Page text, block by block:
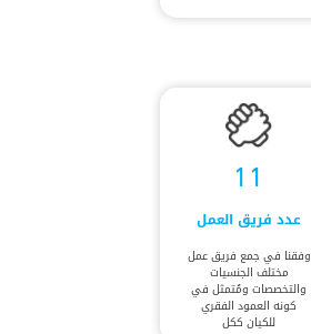
11
عدد فريق العمل
وفقنا في جمع فريق عمل
مختلف الجنسيات
والتخصصات ومُتمثل في
كونه العمود الفقري
للكيان ككل